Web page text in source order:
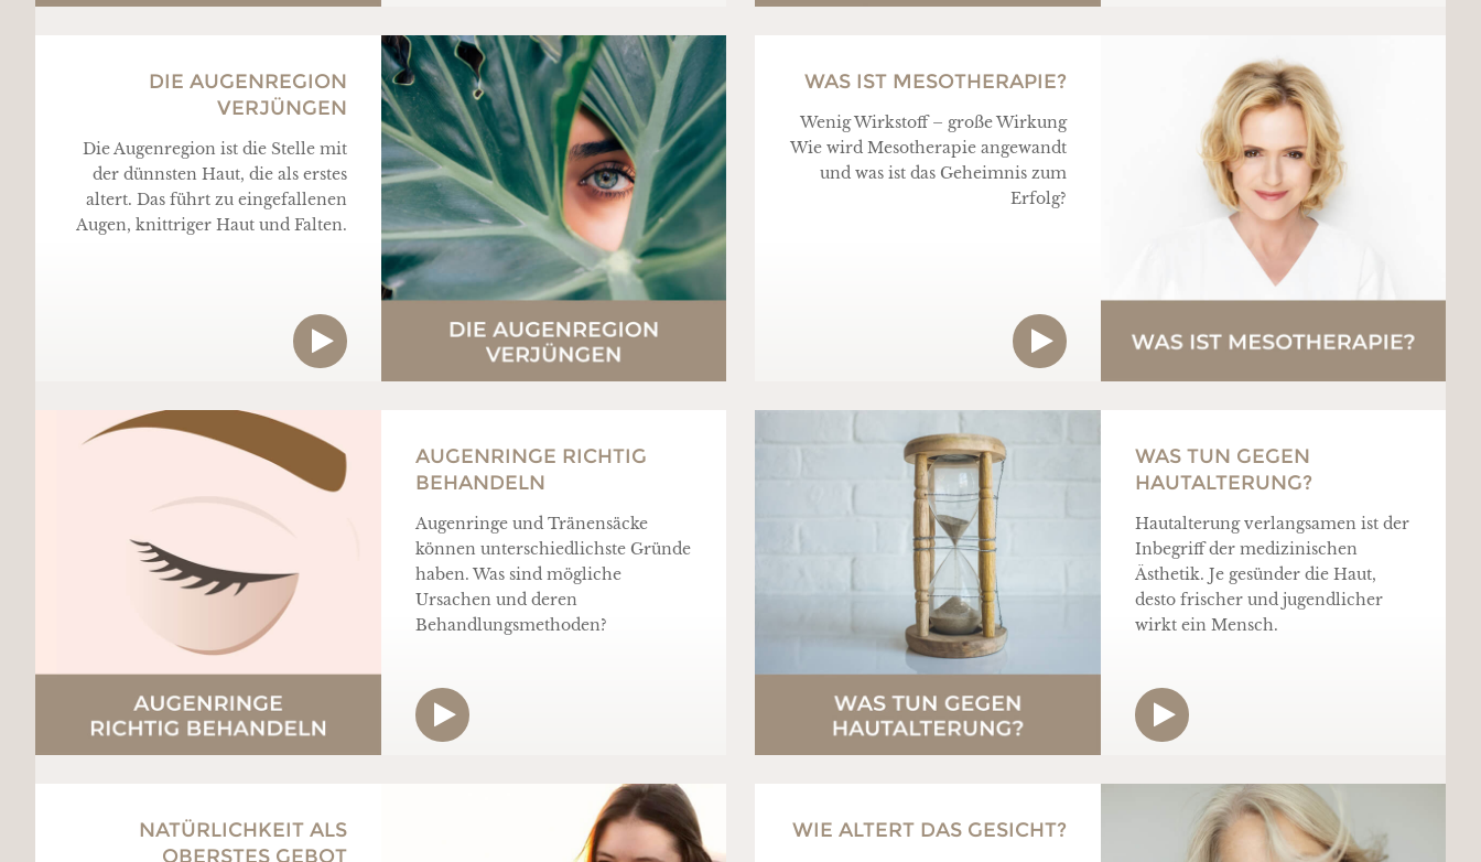
DIE AUGENREGION
VERJÜNGEN
Die Augenregion ist die Stelle mit
der dünnsten Haut, die als erstes
altert. Das führt zu eingefallenen
Augen, knittriger Haut und Falten.
WAS IST MESOTHERAPIE?
Wenig Wirkstoff – große Wirkung
Wie wird Mesotherapie angewandt
und was ist das Geheimnis zum
Erfolg?
AUGENRINGE RICHTIG
BEHANDELN
Augenringe und Tränensäcke
können unterschiedlichste Gründe
haben. Was sind mögliche
Ursachen und deren
Behandlungsmethoden?
WAS TUN GEGEN
HAUTALTERUNG?
Hautalterung verlangsamen ist der
Inbegriff der medizinischen
Ästhetik. Je gesünder die Haut,
desto frischer und jugendlicher
wirkt ein Mensch.
NATÜRLICHKEIT ALS
OBERSTES GEBOT
WIE ALTERT DAS GESICHT?